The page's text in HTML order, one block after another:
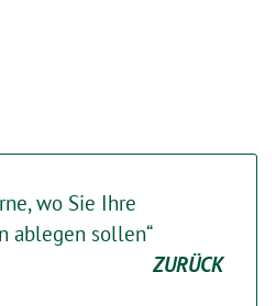
wo Sie Ihre
ablegen sollen“
ZURÜCK